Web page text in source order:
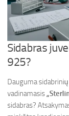
Sidabras
925?
Dauguma
vadinamasis
sidabras?